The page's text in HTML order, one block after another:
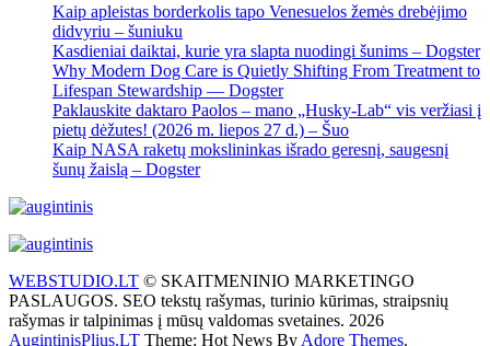
Kaip apleistas borderkolis tapo Venesuelos žemės drebėjimo
didvyriu – šuniuku
Kasdieniai daiktai, kurie yra slapta nuodingi šunims – Dogster
Why Modern Dog Care is Quietly Shifting From Treatment to
Lifespan Stewardship — Dogster
Paklauskite daktaro Paolos – mano „Husky-Lab“ vis veržiasi į
pietų dėžutes! (2026 m. liepos 27 d.) – Šuo
Kaip NASA raketų mokslininkas išrado geresnį, saugesnį
šunų žaislą – Dogster
WEBSTUDIO.LT © SKAITMENINIO MARKETINGO
PASLAUGOS. SEO tekstų rašymas, turinio kūrimas, straipsnių
rašymas ir talpinimas į mūsų valdomas svetaines. 2026
AugintinisPlius.LT Theme: Hot News By Adore Themes.